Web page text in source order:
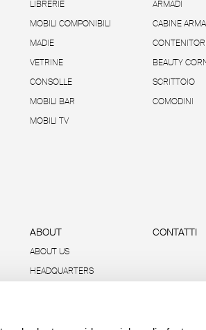
LIBRERIE
MOBILI COMPONIBILI
MADIE
VETRINE
CONSOLLE
MOBILI BAR
MOBILI TV
ARMADI
CABINE
CONTENITORI
BEAUTY
SCRITTOIO
COMODINI
ABOUT
ABOUT US
HEADQUARTERS
CONTATTI